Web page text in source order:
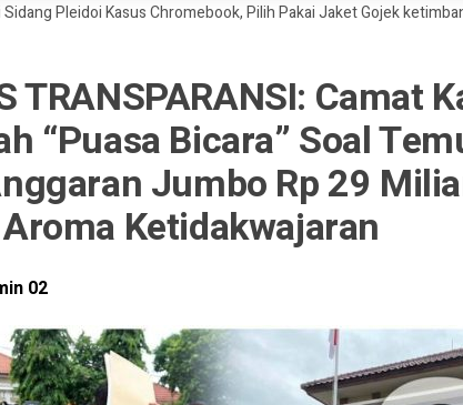
Pleidoi Kasus Chromebook, Pilih Pakai Jaket Gojek ketimbang
TRANSPARANSI: Camat
“Puasa Bicara” Soal
Jumbo Rp 29
Ketidakwajaran
02